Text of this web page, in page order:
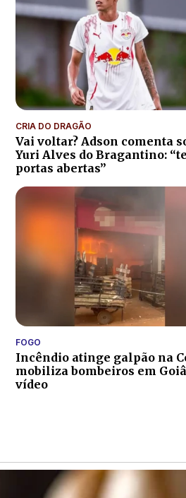
CRIA DO DRAGÃO
Vai voltar? Adson comenta
Yuri Alves do Bragantino:
portas abertas”
FOGO
Incêndio atinge galpão na
mobiliza bombeiros em
vídeo